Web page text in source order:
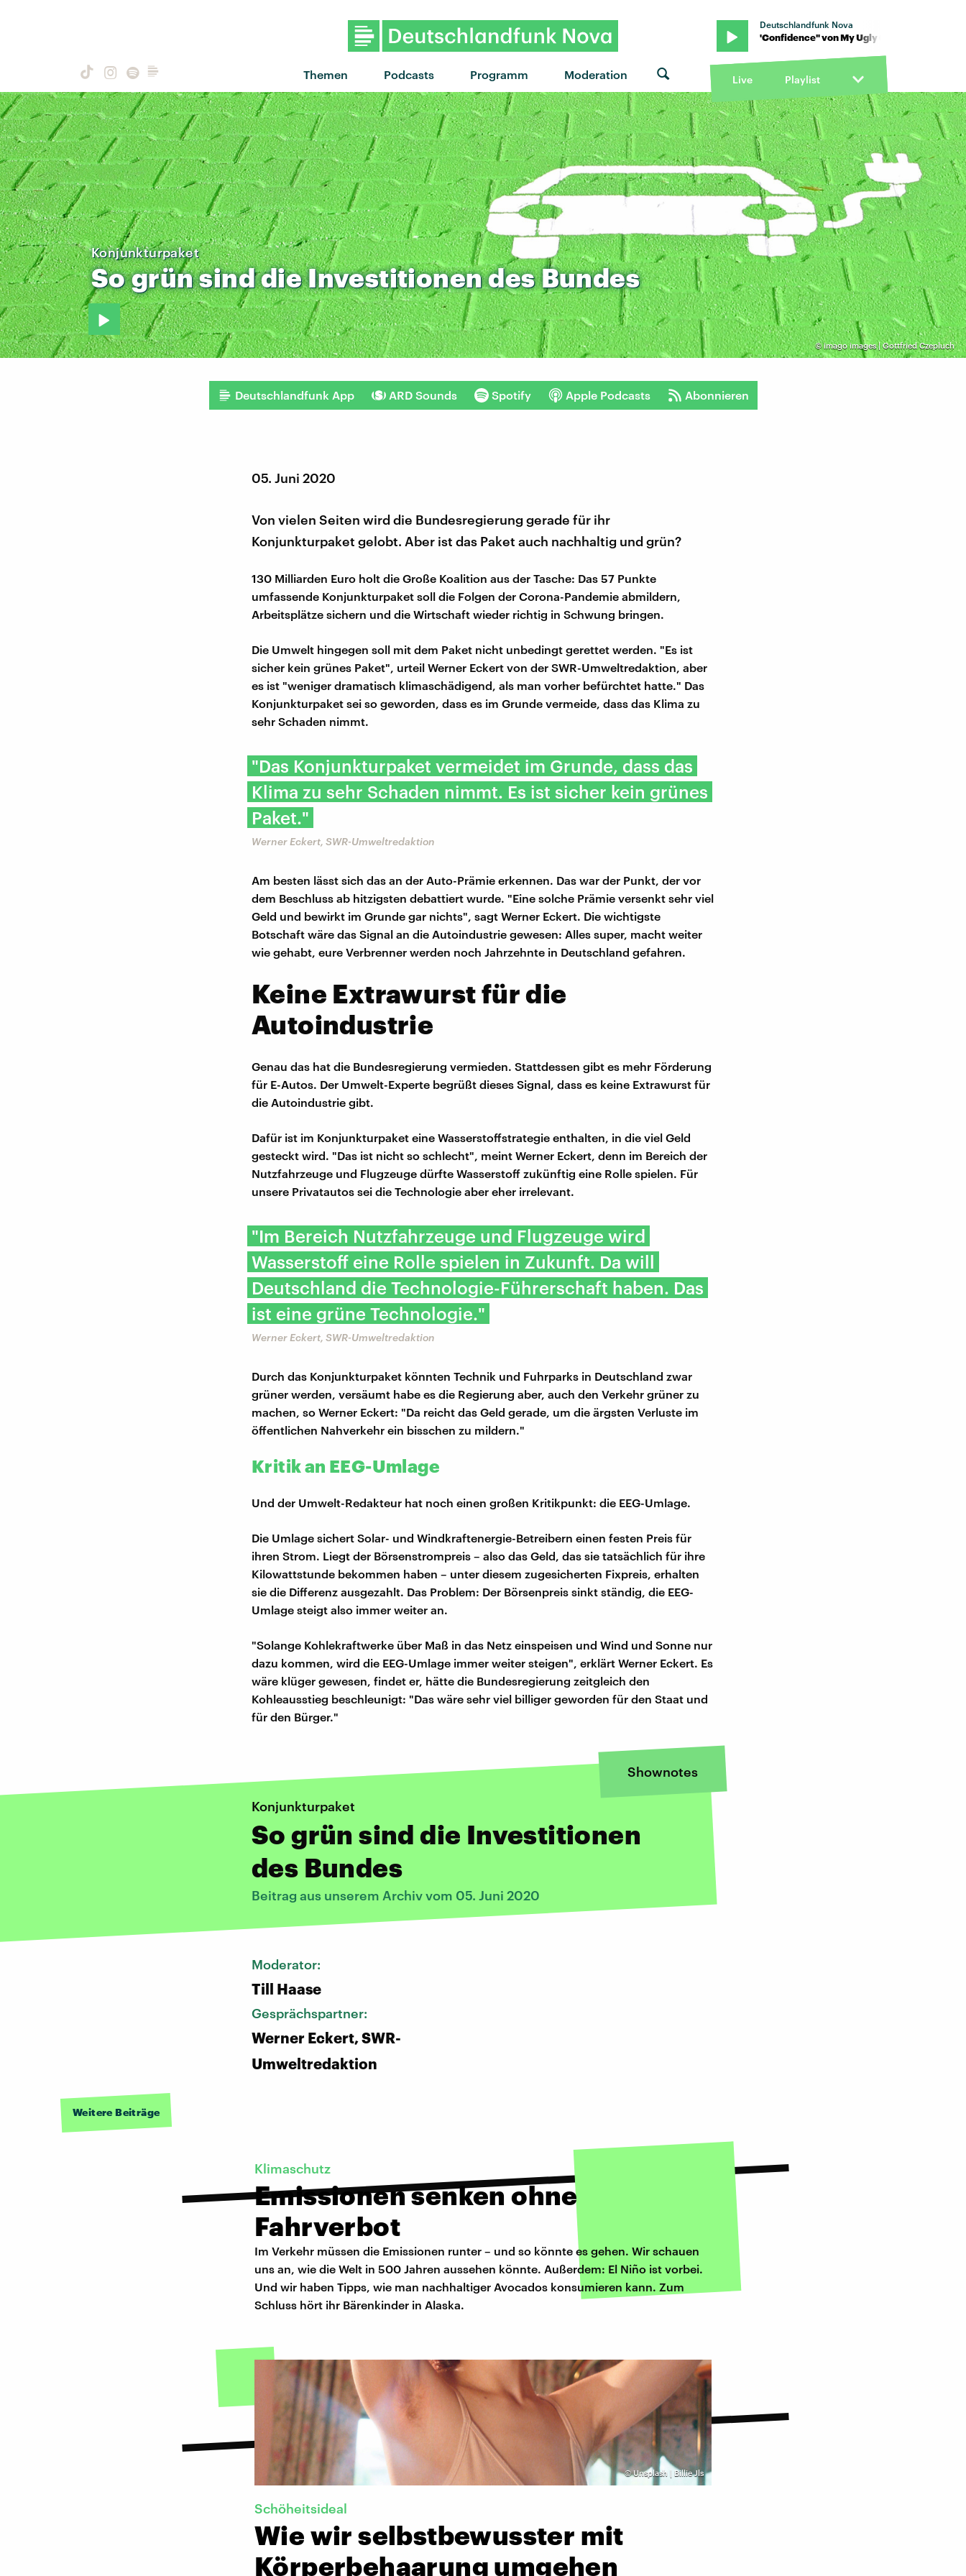
Themen Podcasts Programm Moderation
Deutschlandfunk Nova
"Confidence" von My Ugly Clementine · "Confidence" von My Ugly Clementine · "Confidence"
Live Playlist
©imago images | Gottfried Czepluch
Konjunkturpaket
SogrünsinddieInvestitionendesBundes
Deutschlandfunk App ARD Sounds Spotify Apple Podcasts Abonnieren
05. Juni 2020
Von vielen Seiten wird die Bundesregierung gerade für ihr
Konjunkturpaket gelobt. Aber ist das Paket auch nachhaltig und grün?
130 Milliarden Euro holt die Große Koalition aus der Tasche: Das 57 Punkte
umfassende Konjunkturpaket soll die Folgen der Corona-Pandemie abmildern,
Arbeitsplätze sichern und die Wirtschaft wieder richtig in Schwung bringen.
Die Umwelt hingegen soll mit dem Paket nicht unbedingt gerettet werden. "Es ist
sicher kein grünes Paket", urteil Werner Eckert von der SWR-Umweltredaktion, aber
es ist "weniger dramatisch klimaschädigend, als man vorher befürchtet hatte." Das
Konjunkturpaket sei so geworden, dass es im Grunde vermeide, dass das Klima zu
sehr Schaden nimmt.
"Das Konjunkturpaket vermeidet im Grunde, dass das
Klima zu sehr Schaden nimmt. Es ist sicher kein grünes
Paket."
Werner Eckert, SWR-Umweltredaktion
Am besten lässt sich das an der Auto-Prämie erkennen. Das war der Punkt, der vor
dem Beschluss ab hitzigsten debattiert wurde. "Eine solche Prämie versenkt sehr viel
Geld und bewirkt im Grunde gar nichts", sagt Werner Eckert. Die wichtigste
Botschaft wäre das Signal an die Autoindustrie gewesen: Alles super, macht weiter
wie gehabt, eure Verbrenner werden noch Jahrzehnte in Deutschland gefahren.
Keine Extrawurst für die
Autoindustrie
Genau das hat die Bundesregierung vermieden. Stattdessen gibt es mehr Förderung
für E-Autos. Der Umwelt-Experte begrüßt dieses Signal, dass es keine Extrawurst für
die Autoindustrie gibt.
Dafür ist im Konjunkturpaket eine Wasserstoffstrategie enthalten, in die viel Geld
gesteckt wird. "Das ist nicht so schlecht", meint Werner Eckert, denn im Bereich der
Nutzfahrzeuge und Flugzeuge dürfte Wasserstoff zukünftig eine Rolle spielen. Für
unsere Privatautos sei die Technologie aber eher irrelevant.
"Im Bereich Nutzfahrzeuge und Flugzeuge wird
Wasserstoff eine Rolle spielen in Zukunft. Da will
Deutschland die Technologie-Führerschaft haben. Das
ist eine grüne Technologie."
Werner Eckert, SWR-Umweltredaktion
Durch das Konjunkturpaket könnten Technik und Fuhrparks in Deutschland zwar
grüner werden, versäumt habe es die Regierung aber, auch den Verkehr grüner zu
machen, so Werner Eckert: "Da reicht das Geld gerade, um die ärgsten Verluste im
öffentlichen Nahverkehr ein bisschen zu mildern."
Kritik an EEG-Umlage
Und der Umwelt-Redakteur hat noch einen großen Kritikpunkt: die EEG-Umlage.
Die Umlage sichert Solar- und Windkraftenergie-Betreibern einen festen Preis für
ihren Strom. Liegt der Börsenstrompreis – also das Geld, das sie tatsächlich für ihre
Kilowattstunde bekommen haben – unter diesem zugesicherten Fixpreis, erhalten
sie die Differenz ausgezahlt. Das Problem: Der Börsenpreis sinkt ständig, die EEG-
Umlage steigt also immer weiter an.
"Solange Kohlekraftwerke über Maß in das Netz einspeisen und Wind und Sonne nur
dazu kommen, wird die EEG-Umlage immer weiter steigen", erklärt Werner Eckert. Es
wäre klüger gewesen, findet er, hätte die Bundesregierung zeitgleich den
Kohleausstieg beschleunigt: "Das wäre sehr viel billiger geworden für den Staat und
für den Bürger."
Shownotes
Konjunkturpaket
So grün sind die Investitionen
des Bundes
Beitrag aus unserem Archiv vom 05. Juni 2020
Moderator:
Till Haase
Gesprächspartner:
Werner Eckert, SWR-
Umweltredaktion
Weitere Beiträge
Klimaschutz
Emissionen senken ohne
Fahrverbot
Im Verkehr müssen die Emissionen runter – und so könnte es gehen. Wir schauen
uns an, wie die Welt in 500 Jahren aussehen könnte. Außerdem: El Niño ist vorbei.
Und wir haben Tipps, wie man nachhaltiger Avocados konsumieren kann. Zum
Schluss hört ihr Bärenkinder in Alaska.
©Unsplash | Billie Jls
Schöheitsideal
Wie wir selbstbewusster mit
Körperbehaarung umgehen